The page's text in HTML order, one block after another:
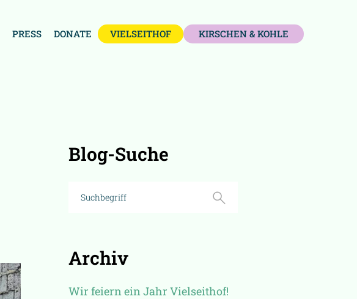
PRESS DONATE VIELSEITHOF KIRSCHEN & KOHLE
Blog-Suche
Archiv
Wir feiern ein Jahr Vielseithof!